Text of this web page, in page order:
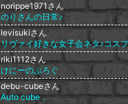
norippe1971さん
のりさんの日常♪
levisukiさん
riki1112さん
けにーのぶろぐ
debu-cubeさん
Auto cube .